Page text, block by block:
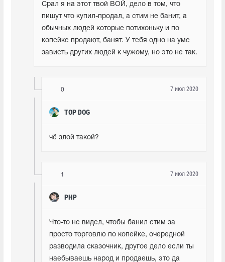
Срал я на этот твой ВОЙ, дело в том, что
пишут что купил-продал, а стим не банит, а
обычных людей которые потихоньку и по
копейке продают, банят. У тебя одно на уме
зависть других людей к чужому, но это не так.
0
TOP DOG
7 июл 2020
чё злой такой?
1
PHP
7 июл 2020
Что-то не видел, чтобы банил стим за
просто торговлю по копейке, очередной
разводила сказочник, другое дело если ты
наебываешь народ и продаешь, это да